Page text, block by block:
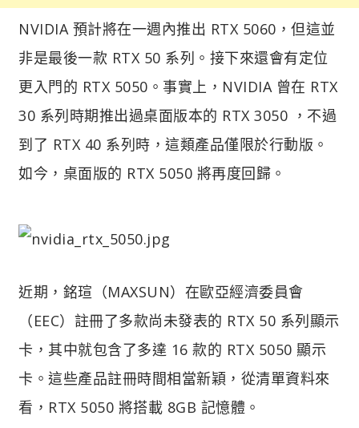
NVIDIA 預計將在一週內推出 RTX 5060，但這並
非是最後一款 RTX 50 系列。接下來還會有定位
更入門的 RTX 5050。事實上，NVIDIA 曾在 RTX
30 系列時期推出過桌面版本的 RTX 3050 ，不過
到了 RTX 40 系列時，這類產品僅限於行動版。
如今，桌面版的 RTX 5050 將再度回歸。
近期，銘瑄（MAXSUN）在歐亞經濟委員會
（EEC）註冊了多款尚未發表的 RTX 50 系列顯示
卡，其中就包含了多達 16 款的 RTX 5050 顯示
卡。這些產品註冊時間相當新穎，從清單資料來
看，RTX 5050 將搭載 8GB 記憶體。